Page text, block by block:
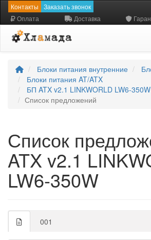
Контакты Заказать звонок
Оплата Доставка
Блоки питания внутренние
Блоки питания AT/ATX
БП ATX v2.1 LINKWORLD LW6-350W
Список предложений
Список
ATX v2.1
LW6-350W
001